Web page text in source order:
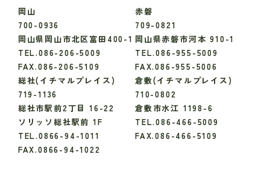
岡山
700-0936
岡山県岡山市北区富田400-1
TEL.086-206-5009
FAX.086-206-5109
赤磐
709-0821
岡山県赤磐市河本 910-1
TEL.086-955-5009
FAX.086-955-5006
総社(イチマルプレイス)
719-1136
総社市駅前2丁目 16-22
ソリッソ総社駅前 1F
TEL.0866-94-1011
FAX.0866-94-1022
倉敷(イチマルプレイス)
710-0802
倉敷市水江 1198-6
TEL.086-466-5009
FAX.086-466-5109